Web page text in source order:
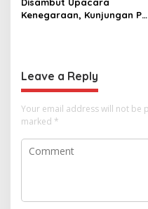
Kenegaraan, Kunjungan PM
Leave a Reply
Your email address will not be
marked *